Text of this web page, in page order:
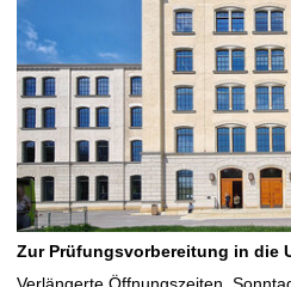
Zur Prüfungsvorbereitung in die
Verlängerte Öffnungszeiten,